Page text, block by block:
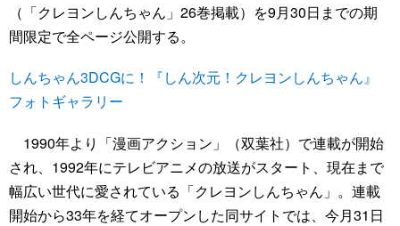
（「クレヨンしんちゃん」26巻掲載）を9月30日までの期
間限定で全ページ公開する。
しんちゃん3DCGに！『しん次元！クレヨンしんちゃん』
フォトギャラリー
1990年より「漫画アクション」（双葉社）で連載が開始
され、1992年にテレビアニメの放送がスタート、現在まで
幅広い世代に愛されている「クレヨンしんちゃん」。連載
開始から33年を経てオープンした同サイトでは、今月31日